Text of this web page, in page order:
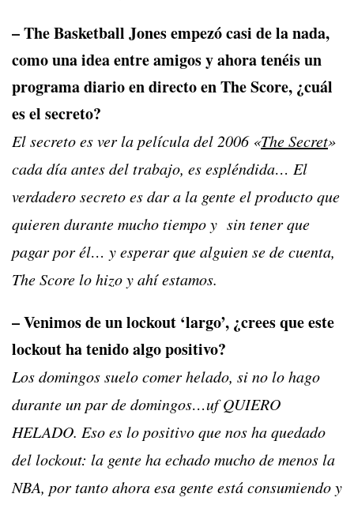
– The Basketball Jones empezó casi de la nada,
como una idea entre amigos y ahora tenéis un
programa diario en directo en The Score, ¿cuál
es el secreto?
El secreto es ver la película del 2006 «The Secret»
cada día antes del trabajo, es espléndida… El
verdadero secreto es dar a la gente el producto que
quieren durante mucho tiempo y sin tener que
pagar por él… y esperar que alguien se de cuenta,
The Score lo hizo y ahí estamos.
– Venimos de un lockout ‘largo’, ¿crees que este
lockout ha tenido algo positivo?
Los domingos suelo comer helado, si no lo hago
durante un par de domingos…uf QUIERO
HELADO. Eso es lo positivo que nos ha quedado
del lockout: la gente ha echado mucho de menos la
NBA, por tanto ahora esa gente está consumiendo y